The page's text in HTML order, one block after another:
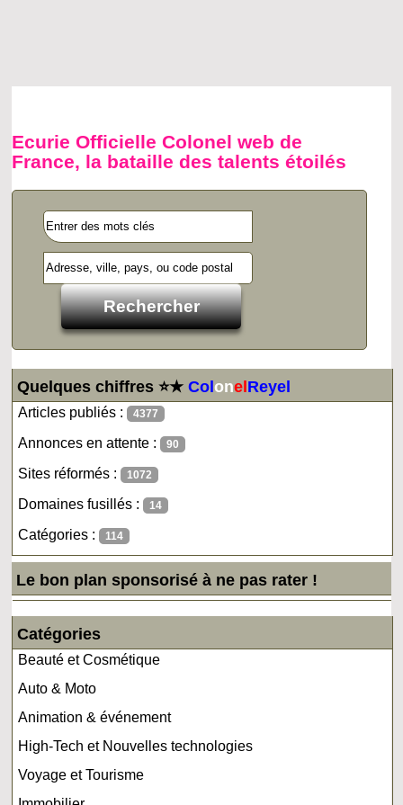
Ecurie Officielle Colonel web de
France, la bataille des talents étoilés
Quelques chiffres ⭐★ColonelReyel
Articles publiés : 4377
Annonces en attente : 90
Sites réformés : 1072
Domaines fusillés : 14
Catégories : 114
Le bon plan sponsorisé à ne pas rater !
Catégories
Beauté et Cosmétique
Auto & Moto
Animation & événement
High-Tech et Nouvelles technologies
Voyage et Tourisme